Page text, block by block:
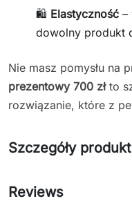
🛍️ Elastyczność –
dowolny produkt
Nie masz pomysłu na
prezentowy 700 złto
rozwiązanie, które z
Szczegóły
Reviews